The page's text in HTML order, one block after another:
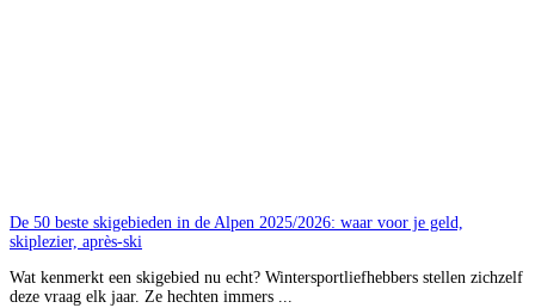
De 50 beste skigebieden in de Alpen 2025/2026: waar voor je geld,
skiplezier, après-ski
Wat kenmerkt een skigebied nu echt? Wintersportliefhebbers stellen zichzelf
deze vraag elk jaar. Ze hechten immers ...